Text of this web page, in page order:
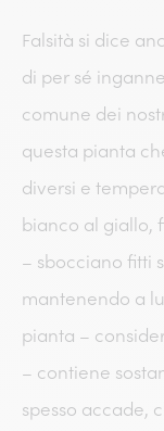
Falsità si dice
di per sé
comune dei
questa pianta
diversi e
bianco al giallo,
– sbocciano fitti
mantenendo a
pianta –
– contiene
spesso accade,